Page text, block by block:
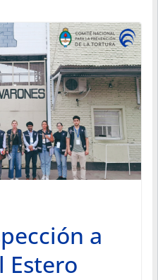
a
Estero